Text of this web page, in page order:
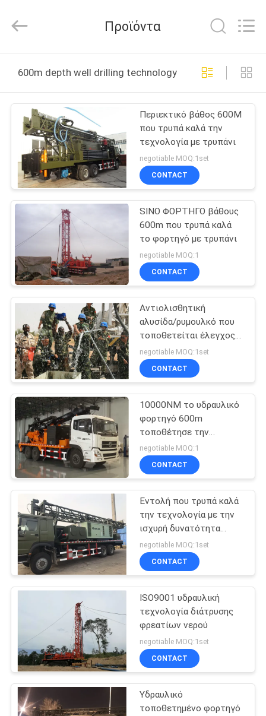
ΠΡΟΪΌΝΤΑ
ΠΕΡΊΠΟΥ
ΕΜΕΊΣ
ΓΎΡΟΣ
ΕΡΓΟΣΤΑΣΊΩΝ
ΠΟΙΟΤΙΚΌΣ
ΈΛΕΓΧΟΣ
ΕΛΆΤΕ
ΣΕ
ΕΠΑΦΉ
ΜΕ
ΖΗΤΉΣΤΕ
ΈΝΑ
ΑΠΌΣΠΑΣΜΑ
SITEMAP
PRIVACY
POLICY
CO.,LTD.
Developed
Προϊόντα
600m depth well drilling technology διαδικτυακή
Περιεκτικό βάθος 600M
που τρυπά καλά την
τεχνολογία με τρυπάνι
negotiable MOQ:1set
CONTACT
SINO ΦΟΡΤΗΓΟ βάθους
600m που τρυπά καλά
το φορτηγό με τρυπάνι
negotiable MOQ:1
CONTACT
Αντιολισθητική
αλυσίδα/ρυμουλκό που
τοποθετείται έλεγχος
της τεχνολογίας καλά
διάτρυσης
negotiable MOQ:1set
CONTACT
10000NM το υδραυλικό
φορτηγό 600m
τοποθέτησε την
εγκατάσταση γεώτρησης
τρυπανιών
negotiable MOQ:1
CONTACT
Εντολή που τρυπά καλά
την τεχνολογία με την
ισχυρή δυνατότητα
προστασίας τοίχων με
τρυπάνι
negotiable MOQ:1set
CONTACT
ISO9001 υδραυλική
τεχνολογία διάτρυσης
φρεατίων νερού
negotiable MOQ:1set
CONTACT
Υδραυλικό
τοποθετημένο φορτηγό